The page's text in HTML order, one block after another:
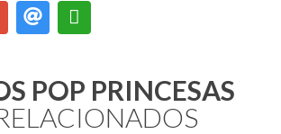
POP PRINCESAS